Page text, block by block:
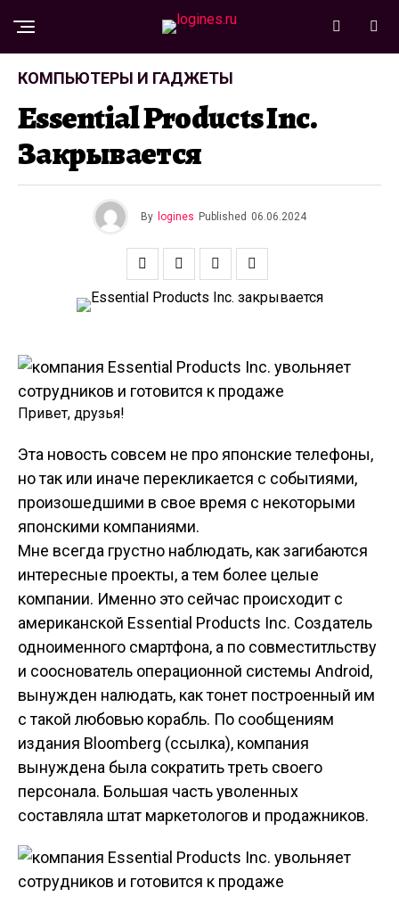
КОМПЬЮТЕРЫ И ГАДЖЕТЫ
Essential Products Inc.
Закрывается
By logines Published 06.06.2024
Привет, друзья!
Эта новость совсем не про японские телефоны,
но так или иначе перекликается с событиями,
произошедшими в свое время с некоторыми
японскими компаниями.
Мне всегда грустно наблюдать, как загибаются
интересные проекты, а тем более целые
компании. Именно это сейчас происходит с
американской Essential Products Inc. Создатель
одноименного смартфона, а по совместитльству
и сооснователь операционной системы Android,
вынужден налюдать, как тонет построенный им
с такой любовью корабль. По сообщениям
издания Bloomberg (ссылка), компания
вынуждена была сократить треть своего
персонала. Большая часть уволенных
составляла штат маркетологов и продажников.